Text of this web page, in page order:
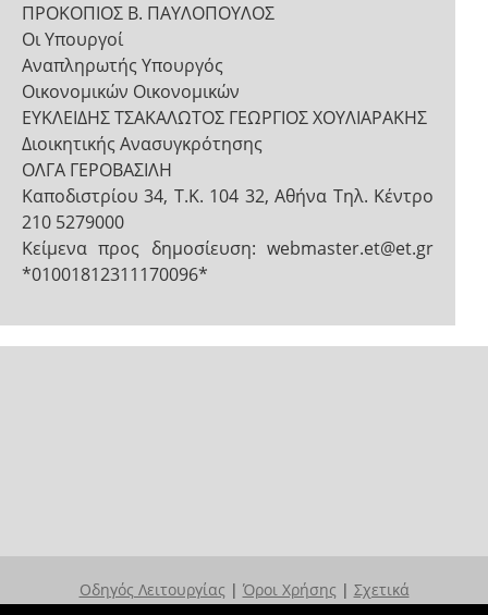
ΠΡΟΚΟΠΙΟΣ Β. ΠΑΥΛΟΠΟΥΛΟΣ
Οι Υπουργοί
Αναπληρωτής Υπουργός
Οικονομικών Οικονομικών
ΕΥΚΛΕΙΔΗΣ ΤΣΑΚΑΛΩΤΟΣ ΓΕΩΡΓΙΟΣ ΧΟΥΛΙΑΡΑΚΗΣ
Διοικητικής Ανασυγκρότησης
ΟΛΓΑ ΓΕΡΟΒΑΣΙΛΗ
Καποδιστρίου 34, Τ.Κ. 104 32, Αθήνα Τηλ. Κέντρο
210 5279000
Κείμενα προς δημοσίευση: webmaster.et@et.gr
*01001812311170096*
Οδηγός Λειτουργίας | Όροι Χρήσης | Σχετικά